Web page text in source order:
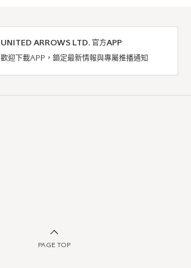
UNITED ARROWS LTD. 官方APP
歡迎下載APP，鎖定最新情報與專屬推播通知
PAGE TOP